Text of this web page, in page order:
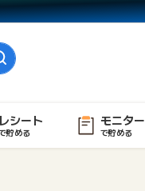
レシート
貯める
モニター
で貯める